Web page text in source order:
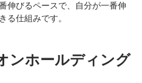
伸びるペースで、自分が一番伸
る仕組みです。
ンホールディング